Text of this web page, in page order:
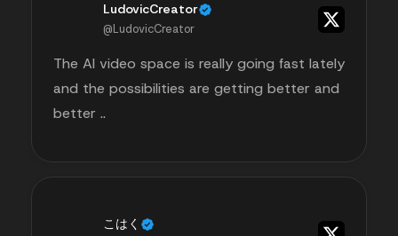
LudovicCreator
@LudovicCreator
The AI video space is really going fast lately
and the possibilities are getting better and
better ..
こはく